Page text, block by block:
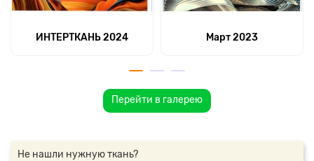
ИНТЕРТКАНЬ 2024 Март 2023
Перейти в галерею
Не нашли нужную ткань?